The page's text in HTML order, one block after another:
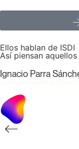
Ellos hablan de ISDI
Así piensan
Ignacio Parra